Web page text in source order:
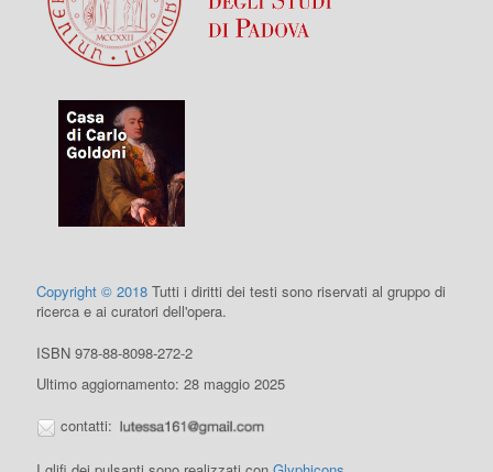
Copyright © 2018 Tutti i diritti dei testi sono riservati al gruppo di
ricerca e ai curatori dell'opera.
ISBN 978-88-8098-272-2
Ultimo aggiornamento: 28 maggio 2025
contatti: